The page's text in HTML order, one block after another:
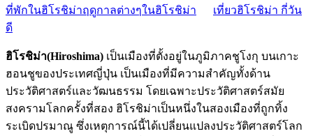
ที่พักในฮิโรชิม่าฤดูกาลต่างๆในฮิโรชิม่า
เที่ยวฮิโรชิม่า กี่วัน
ดี
ฮิโรชิม่า(Hiroshima) เป็นเมืองที่ตั้งอยู่ในภูมิภาคชูโงกุ บนเกาะ
ฮอนชูของประเทศญี่ปุ่น เป็นเมืองที่มีความสำคัญทั้งด้าน
ประวัติศาสตร์และวัฒนธรรม โดยเฉพาะประวัติศาสตร์สมัย
สงครามโลกครั้งที่สอง ฮิโรชิม่าเป็นหนึ่งในสองเมืองที่ถูกทิ้ง
ระเบิดปรมาณู ซึ่งเหตุการณ์นี้ได้เปลี่ยนแปลงประวัติศาสตร์โลก